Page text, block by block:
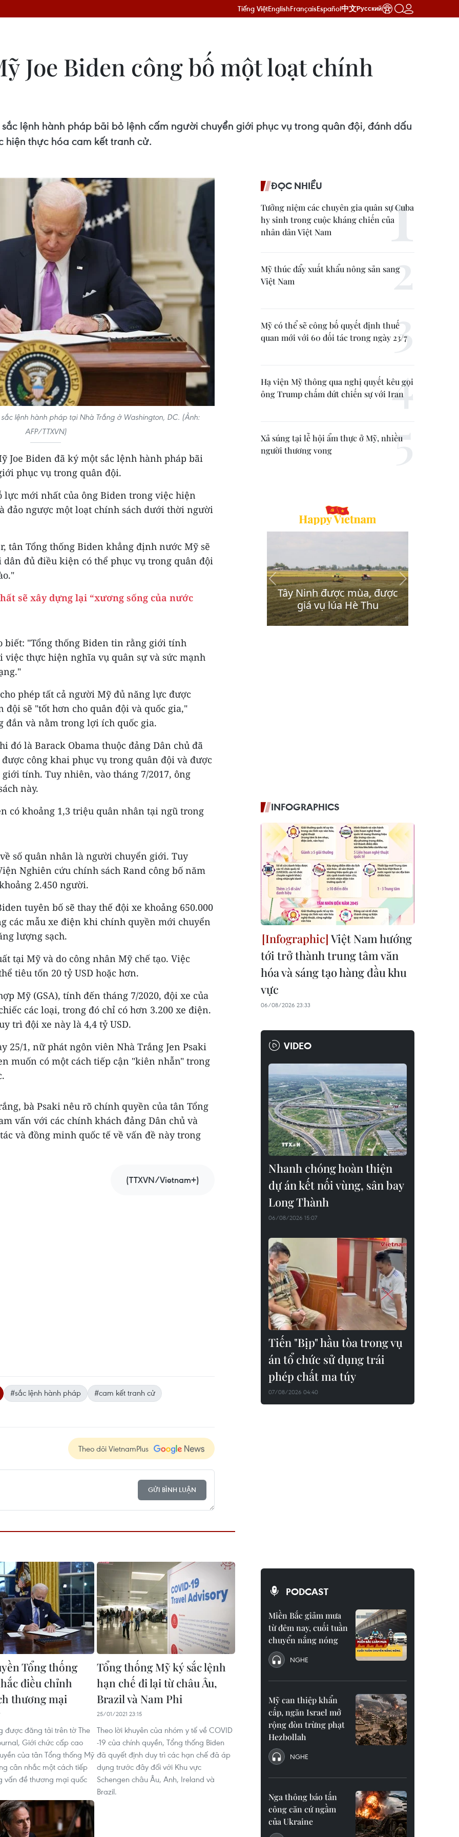
Tiếng ViệtEnglishFrançaisEspañol中文Русский
Joe Biden công bố một loạt chính
lệnh hành pháp bãi bỏ lệnh cấm người chuyển giới phục vụ trong quân đội, đánh dấu
hiện thực hóa cam kết tranh cử.
lệnh hành pháp tại Nhà Trắng ở Washington, DC. (Ảnh:
AFP/TTXVN)
Joe Biden đã ký một sắc lệnh hành pháp bãi
phục vụ trong quân đội.
lực mới nhất của ông Biden trong việc hiện
đảo ngược một loạt chính sách dưới thời người
tân Tổng thống Biden khẳng định nước Mỹ sẽ
đủ điều kiện có thể phục vụ trong quân đội
sẽ xây dựng lại “xương sống của nước
biết: "Tổng thống Biden tin rằng giới tính
thực hiện nghĩa vụ quân sự và sức mạnh
phép tất cả người Mỹ đủ năng lực được
sẽ "tốt hơn cho quân đội và quốc gia,"
đắn và nằm trong lợi ích quốc gia.
đó là Barack Obama thuộc đảng Dân chủ đã
công khai phục vụ trong quân đội và được
tính. Tuy nhiên, vào tháng 7/2017, ông
này.
có khoảng 1,3 triệu quân nhân tại ngũ trong
số quân nhân là người chuyển giới. Tuy
Nghiên cứu chính sách Rand công bố năm
2.450 người.
tuyên bố sẽ thay thế đội xe khoảng 650.000
các mẫu xe điện khi chính quyền mới chuyển
lượng sạch.
tại Mỹ và do công nhân Mỹ chế tạo. Việc
tiêu tốn 20 tỷ USD hoặc hơn.
Mỹ (GSA), tính đến tháng 7/2020, đội xe của
các loại, trong đó chỉ có hơn 3.200 xe điện.
trì đội xe này là 4,4 tỷ USD.
25/1, nữ phát ngôn viên Nhà Trắng Jen Psaki
muốn có một cách tiếp cận "kiên nhẫn" trong
bà Psaki nêu rõ chính quyền của tân Tổng
vấn với các chính khách đảng Dân chủ và
và đồng minh quốc tế về vấn đề này trong
(TTXVN/Vietnam+)
#sắc lệnh hành pháp
#cam kết tranh cử
Theo dõi VietnamPlus
GỬI BÌNH LUẬN
Tổng thống
điều chỉnh
thương mại
được đăng tải trên tờ The
Giới chức cấp cao
của tân Tổng thống Mỹ
cân nhắc một cách tiếp
vấn đề thương mại quốc
Tổng thống Mỹ ký sắc lệnh
hạn chế đi lại từ châu Âu,
Brazil và Nam Phi
25/01/2021 23:15
Theo lời khuyên của nhóm y tế về COVID
-19 của chính quyền, Tổng thống Biden
đã quyết định duy trì các hạn chế đã áp
dụng trước đây đối với Khu vực
Schengen châu Âu, Anh, Ireland và
Brazil.
ĐỌC NHIỀU
Tưởng niệm các chuyên gia quân sự Cuba
hy sinh trong cuộc kháng chiến của
nhân dân Việt Nam
Mỹ thúc đẩy xuất khẩu nông sản sang
Việt Nam
Mỹ có thể sẽ công bố quyết định thuế
quan mới với 60 đối tác trong ngày 23/7
Hạ viện Mỹ thông qua nghị quyết kêu gọi
ông Trump chấm dứt chiến sự với Iran
Xả súng tại lễ hội ẩm thực ở Mỹ, nhiều
người thương vong
INFOGRAPHICS
Việt Nam hướng
tới trở thành trung tâm văn
hóa và sáng tạo hàng đầu khu
vực
06/08/2026 23:33
VIDEO
Nhanh chóng hoàn thiện
dự án kết nối vùng, sân bay
Long Thành
06/08/2026 15:07
Tiến "Bịp" hầu tòa trong vụ
án tổ chức sử dụng trái
phép chất ma túy
07/08/2026 04:40
PODCAST
Miền Bắc giảm mưa
từ đêm nay, cuối tuần
chuyển nắng nóng
NGHE
Mỹ can thiệp khẩn
cấp, ngăn Israel mở
rộng đòn trừng phạt
Hezbollah
NGHE
Nga thông báo tấn
công căn cứ ngầm
của Ukraine